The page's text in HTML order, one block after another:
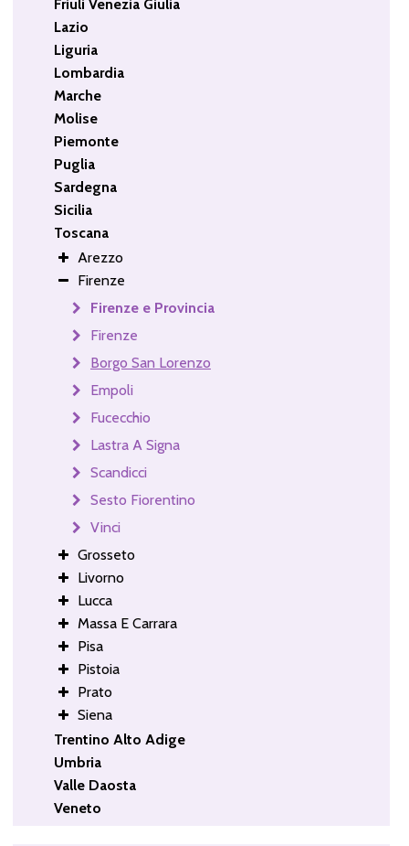
Friuli Venezia Giulia
Lazio
Liguria
Lombardia
Marche
Molise
Piemonte
Puglia
Sardegna
Sicilia
Toscana
Arezzo
Firenze
Firenze e Provincia
Firenze
Borgo San Lorenzo
Empoli
Fucecchio
Lastra A Signa
Scandicci
Sesto Fiorentino
Vinci
Grosseto
Livorno
Lucca
Massa E Carrara
Pisa
Pistoia
Prato
Siena
Trentino Alto Adige
Umbria
Valle Daosta
Veneto